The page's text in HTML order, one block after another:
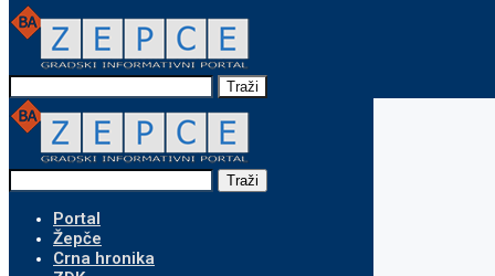
Traži
Traži
Portal
Žepče
Crna hronika